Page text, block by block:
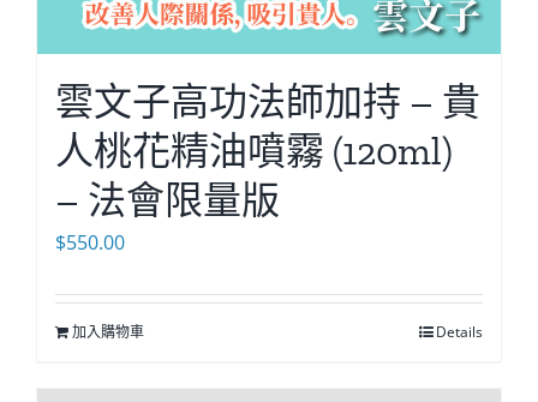
雲文子高功法師加持 – 貴
人桃花精油噴霧 (120ml)
– 法會限量版
$550.00
加入購物車 Details